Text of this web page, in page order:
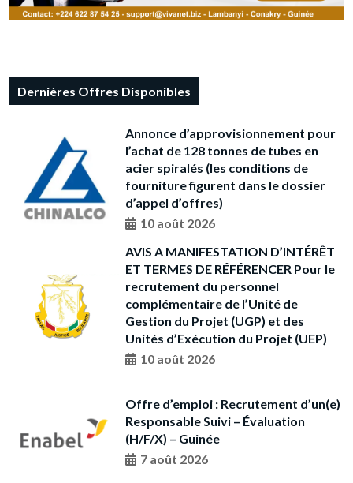
Dernières Offres Disponibles
Annonce d’approvisionnement pour
l’achat de 128 tonnes de tubes en
acier spiralés (les conditions de
fourniture figurent dans le dossier
d’appel d’offres)
10 août 2026
AVIS A MANIFESTATION D’INTÉRÊT
ET TERMES DE RÉFÉRENCER Pour le
recrutement du personnel
complémentaire de l’Unité de
Gestion du Projet (UGP) et des
Unités d’Exécution du Projet (UEP)
10 août 2026
Offre d’emploi : Recrutement d’un(e)
Responsable Suivi – Évaluation
(H/F/X) – Guinée
7 août 2026